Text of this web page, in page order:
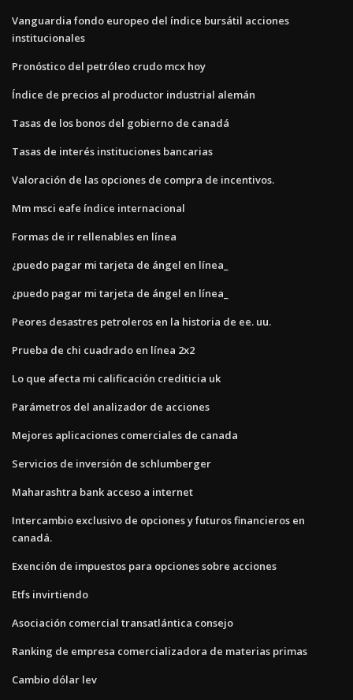
Vanguardia fondo europeo del índice bursátil acciones
institucionales
Pronóstico del petróleo crudo mcx hoy
Índice de precios al productor industrial alemán
Tasas de los bonos del gobierno de canadá
Tasas de interés instituciones bancarias
Valoración de las opciones de compra de incentivos.
Mm msci eafe índice internacional
Formas de ir rellenables en línea
¿puedo pagar mi tarjeta de ángel en línea_
¿puedo pagar mi tarjeta de ángel en línea_
Peores desastres petroleros en la historia de ee. uu.
Prueba de chi cuadrado en línea 2x2
Lo que afecta mi calificación crediticia uk
Parámetros del analizador de acciones
Mejores aplicaciones comerciales de canada
Servicios de inversión de schlumberger
Maharashtra bank acceso a internet
Intercambio exclusivo de opciones y futuros financieros en
canadá.
Exención de impuestos para opciones sobre acciones
Etfs invirtiendo
Asociación comercial transatlántica consejo
Ranking de empresa comercializadora de materias primas
Cambio dólar lev